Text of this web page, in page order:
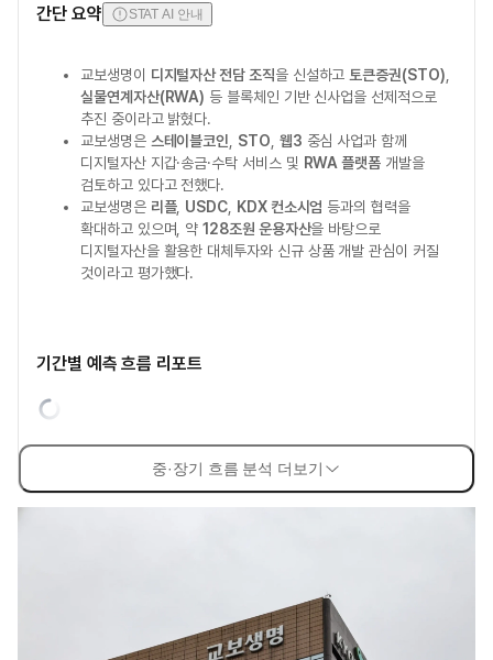
간단 요약 STAT AI 안내
교보생명이 디지털자산 전담 조직을 신설하고 토큰증권(STO)
실물연계자산(RWA) 등 블록체인 기반 신사업을 선제적으로
추진 중이라고 밝혔다.
교보생명은 스테이블코인 STO 웹3 중심 사업과 함께
디지털자산 지갑·송금·수탁 서비스 및 RWA 플랫폼 개발을
검토하고 있다고 전했다.
교보생명은 리플, USDC KDX 컨소시엄 등과의 협력을
확대하고 있으며, 약128조원 운용자산을 바탕으로
디지털자산을 활용한 대체투자와 신규 상품 개발 관심이 커질
것이라고 평가했다.
기간별 예측 흐름 리포트
중·장기 흐름 분석 더보기